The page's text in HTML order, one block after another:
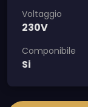
Voltaggio
230V
Componibile
Si